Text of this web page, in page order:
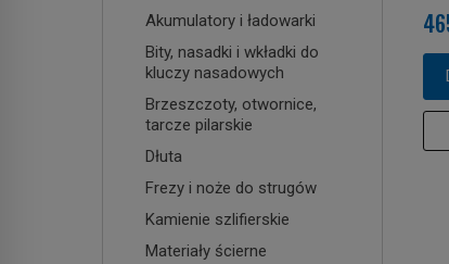
Akumulatory i ładowarki
Bity, nasadki i wkładki do
kluczy nasadowych
Brzeszczoty, otwornice,
tarcze pilarskie
Dłuta
Frezy i noże do strugów
Kamienie szlifierskie
Materiały ścierne